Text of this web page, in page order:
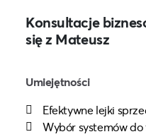
Konsultacje
się z Mateusz
Umiejętności
Efektywne lejki
Wybór systemów do